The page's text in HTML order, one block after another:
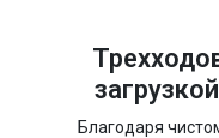
Благодаря